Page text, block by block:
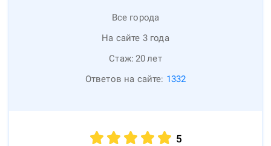
Все города
На сайте 3 года
Стаж: 20лет
Ответов на сайте: 1332
5